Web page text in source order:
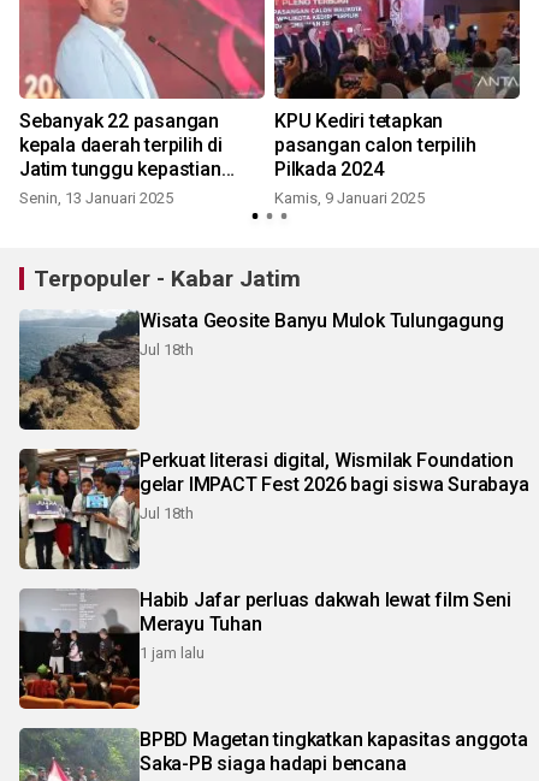
Sebanyak 22 pasangan
kepala daerah terpilih di
Jatim tunggu kepastian
pelantikan
Senin, 13 Januari 2025
KPU Kediri tetapkan
pasangan calon terpilih
Pilkada 2024
Kamis, 9 Januari 2025
Terpopuler - Kabar Jatim
Wisata Geosite Banyu Mulok Tulungagung
Jul 18th
Perkuat literasi digital, Wismilak Foundation
gelar IMPACT Fest 2026 bagi siswa Surabaya
Jul 18th
Habib Jafar perluas dakwah lewat film Seni
Merayu Tuhan
1 jam lalu
BPBD Magetan tingkatkan kapasitas anggota
Saka-PB siaga hadapi bencana